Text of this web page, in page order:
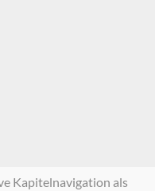
Kapitelnavigation als